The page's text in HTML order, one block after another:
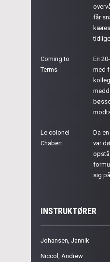
får
Coming to
Terms
En
med
Le colonel
Chabert
Da
var
sig på.
INSTRUKTØRER
Johansen, Jannik
Niccol, Andrew